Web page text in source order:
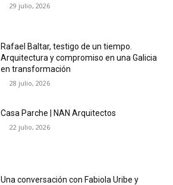
29 julio, 2026
Rafael Baltar, testigo de un tiempo.
Arquitectura y compromiso en una Galicia
en transformación
28 julio, 2026
Casa Parche | NAN Arquitectos
22 julio, 2026
Una conversación con Fabiola Uribe y